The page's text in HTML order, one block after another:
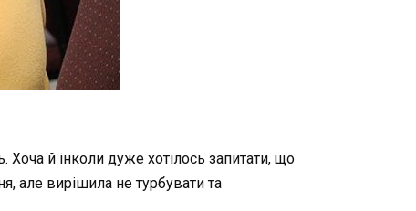
й інколи дуже хотілось запитати, що
але вирішила не турбувати та